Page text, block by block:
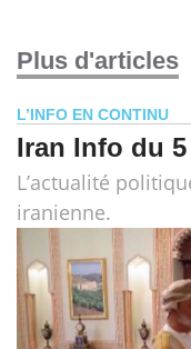
Plus d'articles
L’INFO EN CONTINU
Iran Info du
L’actualité
iranienne.